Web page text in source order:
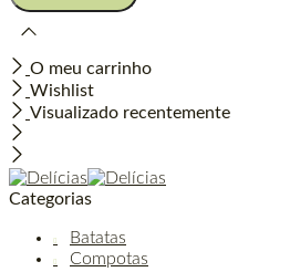
O meu carrinho
Wishlist
Visualizado recentemente
Categorias
Batatas
Compotas